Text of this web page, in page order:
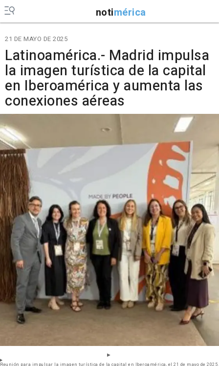
notimérica
21 DE MAYO DE 2025
Latinoamérica.- Madrid impulsa
la imagen turística de la capital
en Iberoamérica y aumenta las
conexiones aéreas